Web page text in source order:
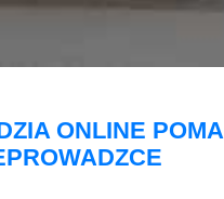
ONLINE